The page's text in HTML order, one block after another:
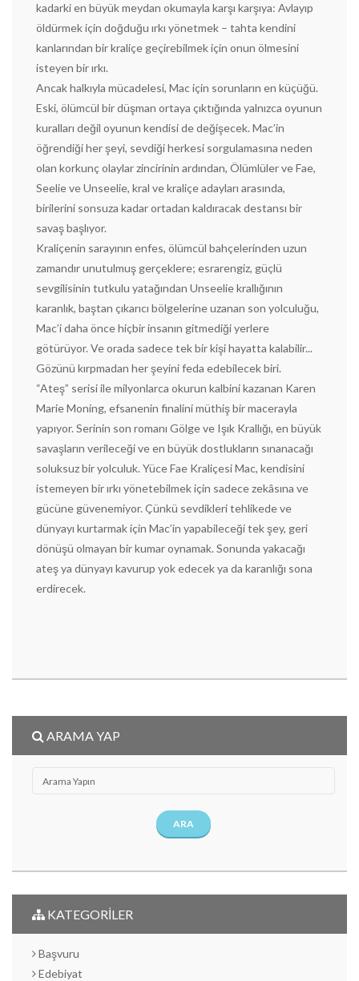
kadarki en büyük meydan okumayla karşı karşıya: Avlayıp
öldürmek için doğduğu ırkı yönetmek – tahta kendini
kanlarından bir kraliçe geçirebilmek için onun ölmesini
isteyen bir ırkı.
Ancak halkıyla mücadelesi, Mac için sorunların en küçüğü.
Eski, ölümcül bir düşman ortaya çıktığında yalnızca oyunun
kuralları değil oyunun kendisi de değişecek. Mac’in
öğrendiği her şeyi, sevdiği herkesi sorgulamasına neden
olan korkunç olaylar zincirinin ardından, Ölümlüler ve Fae,
Seelie ve Unseelie, kral ve kraliçe adayları arasında,
birilerini sonsuza kadar ortadan kaldıracak destansı bir
savaş başlıyor.
Kraliçenin sarayının enfes, ölümcül bahçelerinden uzun
zamandır unutulmuş gerçeklere; esrarengiz, güçlü
sevgilisinin tutkulu yatağından Unseelie krallığının
karanlık, baştan çıkarıcı bölgelerine uzanan son yolculuğu,
Mac’i daha önce hiçbir insanın gitmediği yerlere
götürüyor. Ve orada sadece tek bir kişi hayatta kalabilir...
Gözünü kırpmadan her şeyini feda edebilecek biri.
“Ateş” serisi ile milyonlarca okurun kalbini kazanan Karen
Marie Moning, efsanenin finalini müthiş bir macerayla
yapıyor. Serinin son romanı Gölge ve Işık Krallığı, en büyük
savaşların verileceği ve en büyük dostlukların sınanacağı
soluksuz bir yolculuk. Yüce Fae Kraliçesi Mac, kendisini
istemeyen bir ırkı yönetebilmek için sadece zekâsına ve
gücüne güvenemiyor. Çünkü sevdikleri tehlikede ve
dünyayı kurtarmak için Mac’in yapabileceği tek şey, geri
dönüşü olmayan bir kumar oynamak. Sonunda yakacağı
ateş ya dünyayı kavurup yok edecek ya da karanlığı sona
erdirecek.
ARAMA YAP
ARA
KATEGORİLER
Başvuru
Edebiyat